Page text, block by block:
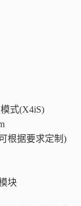
式(X4iS)
根据要求定制)
块